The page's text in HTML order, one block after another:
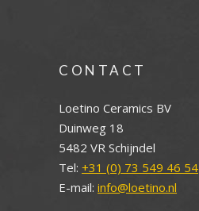
CONTACT
Loetino Ceramics BV
Duinweg 18
5482 VR Schijndel
Tel: +31 (0) 73 549 46 54
E-mail: info@loetino.nl